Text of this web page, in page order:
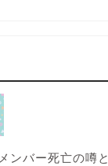
ンバー死亡の噂と